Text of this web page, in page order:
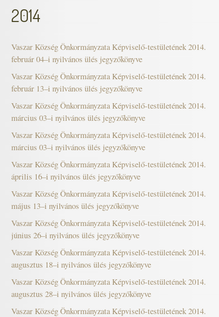
2014
Vaszar Község Önkormányzata Képviselő-testületének 2014.
február 04–i nyilvános ülés jegyzőkönyve
Vaszar Község Önkormányzata Képviselő-testületének 2014.
február 13–i nyilvános ülés jegyzőkönyve
Vaszar Község Önkormányzata Képviselő-testületének 2014.
március 03–i nyilvános ülés jegyzőkönyve
Vaszar Község Önkormányzata Képviselő-testületének 2014.
március 03–i nyilvános ülés jegyzőkönyve
Vaszar Község Önkormányzata Képviselő-testületének 2014.
április 16–i nyilvános ülés jegyzőkönyve
Vaszar Község Önkormányzata Képviselő-testületének 2014.
május 13–i nyilvános ülés jegyzőkönyve
Vaszar Község Önkormányzata Képviselő-testületének 2014.
június 26–i nyilvános ülés jegyzőkönyve
Vaszar Község Önkormányzata Képviselő-testületének 2014.
augusztus 18–i nyilvános ülés jegyzőkönyve
Vaszar Község Önkormányzata Képviselő-testületének 2014.
augusztus 28–i nyilvános ülés jegyzőkönyve
Vaszar Község Önkormányzata Képviselő-testületének 2014.